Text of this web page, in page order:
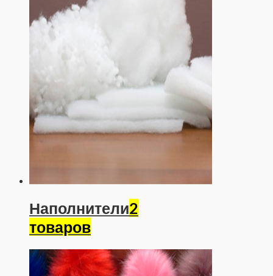
Наполнители2
товаров